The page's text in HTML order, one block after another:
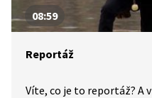
08:59
Reportáž
Víte, co je to reportáž? A